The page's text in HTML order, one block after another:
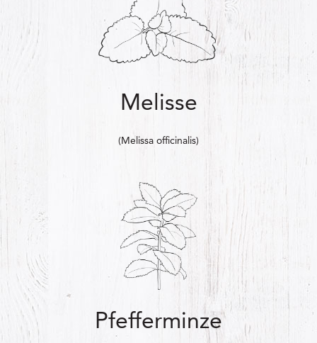
Melisse
(Melissa officinalis)
Pfefferminze